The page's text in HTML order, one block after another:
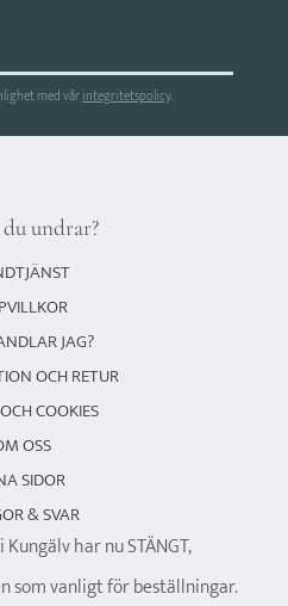
med vårintegritetspolicy.
undrar?
JAG?
OCH RETUR
COOKIES
OSS
SIDOR
& SVAR
har nu STÄNGT,
som vanligt för beställningar.